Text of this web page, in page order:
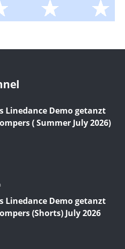
Linedance Demo getanzt
( Summer July 2026)
Linedance Demo getanzt
(Shorts) July 2026